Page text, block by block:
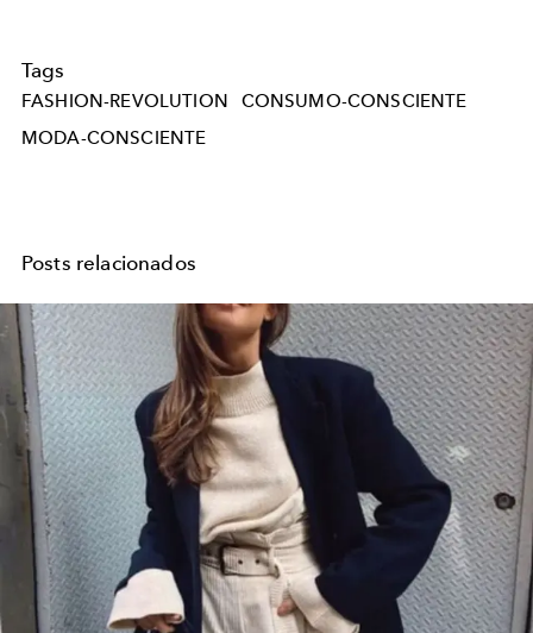
Tags
FASHION-REVOLUTION
CONSUMO-CONSCIENTE
MODA-CONSCIENTE
Posts relacionados